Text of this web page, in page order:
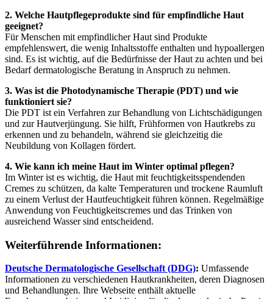
2. Welche Hautpflegeprodukte sind für empfindliche Haut
geeignet?
Für Menschen mit empfindlicher Haut sind Produkte
empfehlenswert, die wenig Inhaltsstoffe enthalten und hypoallergen
sind. Es ist wichtig, auf die Bedürfnisse der Haut zu achten und bei
Bedarf dermatologische Beratung in Anspruch zu nehmen.
3. Was ist die Photodynamische Therapie (PDT) und wie
funktioniert sie?
Die PDT ist ein Verfahren zur Behandlung von Lichtschädigungen
und zur Hautverjüngung. Sie hilft, Frühformen von Hautkrebs zu
erkennen und zu behandeln, während sie gleichzeitig die
Neubildung von Kollagen fördert.
4. Wie kann ich meine Haut im Winter optimal pflegen?
Im Winter ist es wichtig, die Haut mit feuchtigkeitsspendenden
Cremes zu schützen, da kalte Temperaturen und trockene Raumluft
zu einem Verlust der Hautfeuchtigkeit führen können. Regelmäßige
Anwendung von Feuchtigkeitscremes und das Trinken von
ausreichend Wasser sind entscheidend.
Weiterführende Informationen:
Deutsche Dermatologische Gesellschaft (DDG): Umfassende
Informationen zu verschiedenen Hautkrankheiten, deren Diagnosen
und Behandlungen. Ihre Webseite enthält aktuelle